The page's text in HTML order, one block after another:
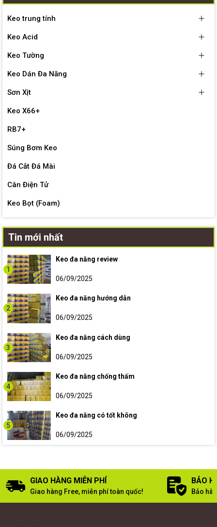
Keo trung tính
Keo Acid
Keo Tường
Keo Dán Đa Năng
Sơn Xịt
Keo X66+
RB7+
Súng Bơm Keo
Đá Cắt Đá Mài
Cân Điện Tử
Keo Bọt (Foam)
Tin mới nhất
1
Keo đa năng review
06/09/2025
2
Keo đa năng hướng dẫn
06/09/2025
3
Keo đa năng cách dùng
06/09/2025
4
Keo đa năng chống thấm
06/09/2025
5
Keo đa năng có tốt không
06/09/2025
GIAO HÀNG MIỄN PHÍ
Giao hàng Free, miễn phí toàn quốc!
BẢO
Bảo